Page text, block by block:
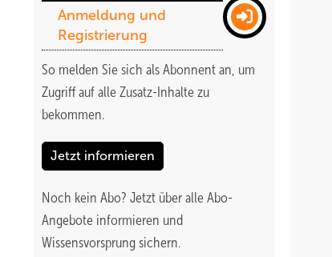
Anmeldung und
Registrierung
So melden Sie sich als Abonnent an, um
Zugriff auf alle Zusatz-Inhalte zu
bekommen.
Jetzt informieren
Noch kein Abo? Jetzt über alle Abo-
Angebote informieren und
Wissensvorsprung sichern.